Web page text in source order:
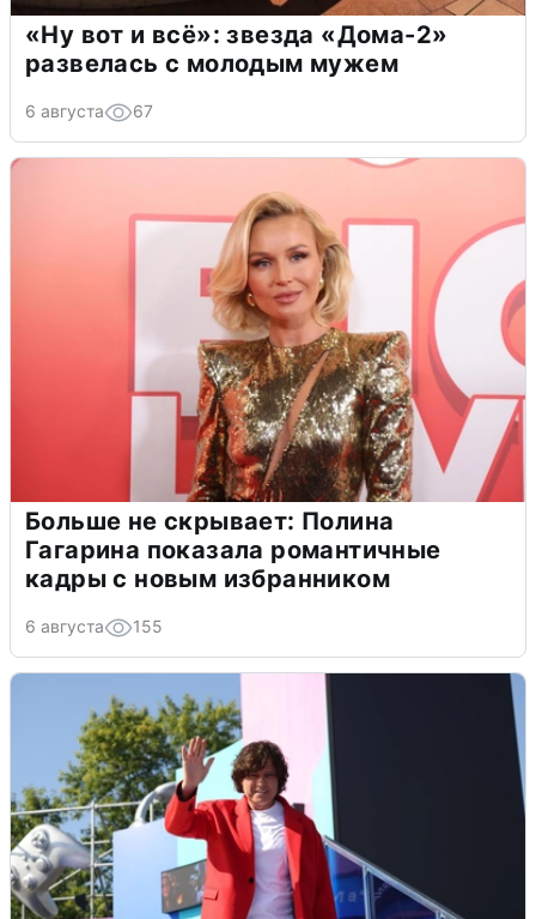
«Ну вот и всё»: звезда «Дома-2»
развелась с молодым мужем
6 августа 67
Больше не скрывает: Полина
Гагарина показала романтичные
кадры с новым избранником
6 августа 155